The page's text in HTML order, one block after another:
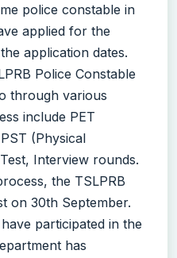
police constable in
applied for the
application dates.
Police Constable
through various
include PET
(Physical
Interview rounds.
the TSLPRB
on 30th September.
participated in the
has